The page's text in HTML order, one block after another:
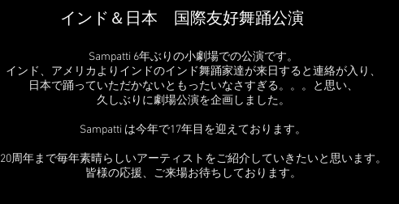
インド＆日本 国際友好舞踊公演
Sampatti 6年ぶりの小劇場での公演です。
インド、アメリカよりインドのインド舞踊家達が来日すると連絡が入り、
日本で踊っていただかないともったいなさすぎる。。。と思い、
久しぶりに劇場公演を企画しました。
Sampatti は今年で17年目を迎えております。
20周年まで毎年素晴らしいアーティストをご紹介していきたいと思います。
皆様の応援、ご来場お待ちしております。